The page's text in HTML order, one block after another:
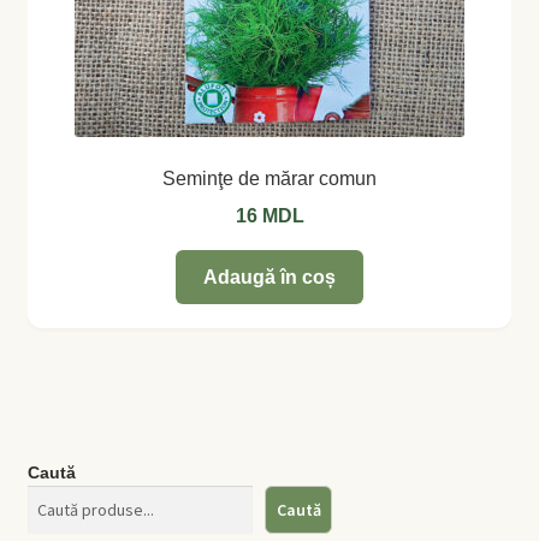
Seminţe de mărar comun
16 MDL
Adaugă în coș
Caută
Caută